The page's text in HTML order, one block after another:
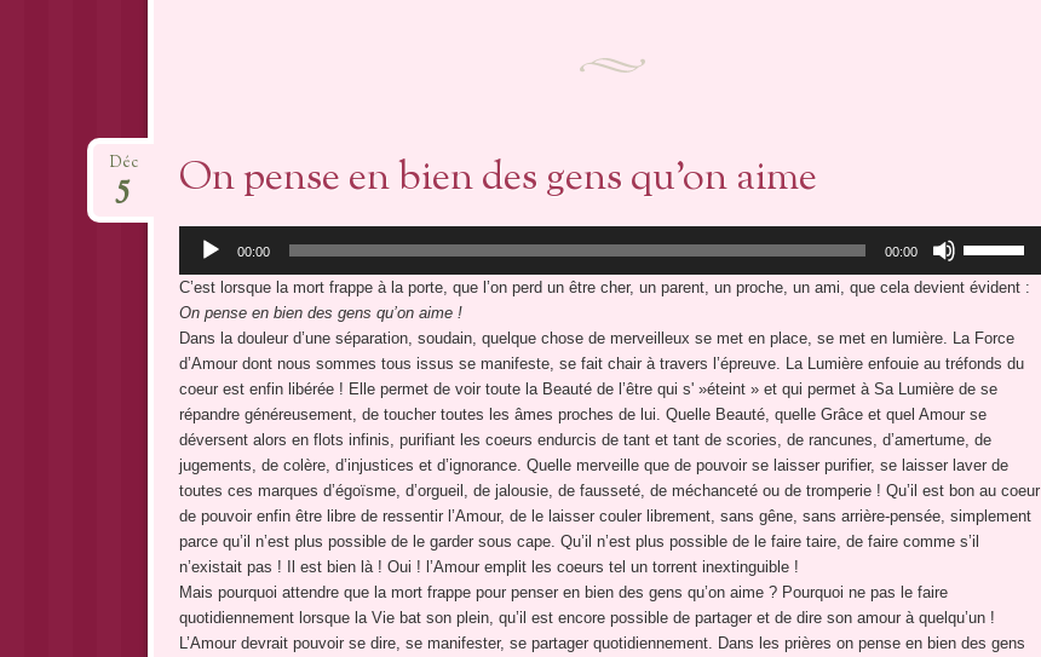
On pense en bien des gens qu’on aime
Déc
5
Lecteur
audio
00:00 00:00
flèches
pour
augmenter
ou
diminuer
le
volume.
C’est lorsque la mort frappe à la porte, que l’on perd un être cher, un parent, un proche, un ami, que cela devient évident :
On pense en bien des gens qu’on aime !
Dans la douleur d’une séparation, soudain, quelque chose de merveilleux se met en place, se met en lumière. La Force
d’Amour dont nous sommes tous issus se manifeste, se fait chair à travers l’épreuve. La Lumière enfouie au tréfonds du
coeur est enfin libérée ! Elle permet de voir toute la Beauté de l’être qui s' »éteint » et qui permet à Sa Lumière de se
répandre généreusement, de toucher toutes les âmes proches de lui. Quelle Beauté, quelle Grâce et quel Amour se
déversent alors en flots infinis, purifiant les coeurs endurcis de tant et tant de scories, de rancunes, d’amertume, de
jugements, de colère, d’injustices et d’ignorance. Quelle merveille que de pouvoir se laisser purifier, se laisser laver de
toutes ces marques d’égoïsme, d’orgueil, de jalousie, de fausseté, de méchanceté ou de tromperie ! Qu’il est bon au coeur
de pouvoir enfin être libre de ressentir l’Amour, de le laisser couler librement, sans gêne, sans arrière-pensée, simplement
parce qu’il n’est plus possible de le garder sous cape. Qu’il n’est plus possible de le faire taire, de faire comme s’il
n’existait pas ! Il est bien là ! Oui ! l’Amour emplit les coeurs tel un torrent inextinguible !
Mais pourquoi attendre que la mort frappe pour penser en bien des gens qu’on aime ? Pourquoi ne pas le faire
quotidiennement lorsque la Vie bat son plein, qu’il est encore possible de partager et de dire son amour à quelqu’un !
L’Amour devrait pouvoir se dire, se manifester, se partager quotidiennement. Dans les prières on pense en bien des gens